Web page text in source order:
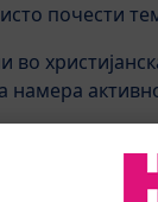
почести